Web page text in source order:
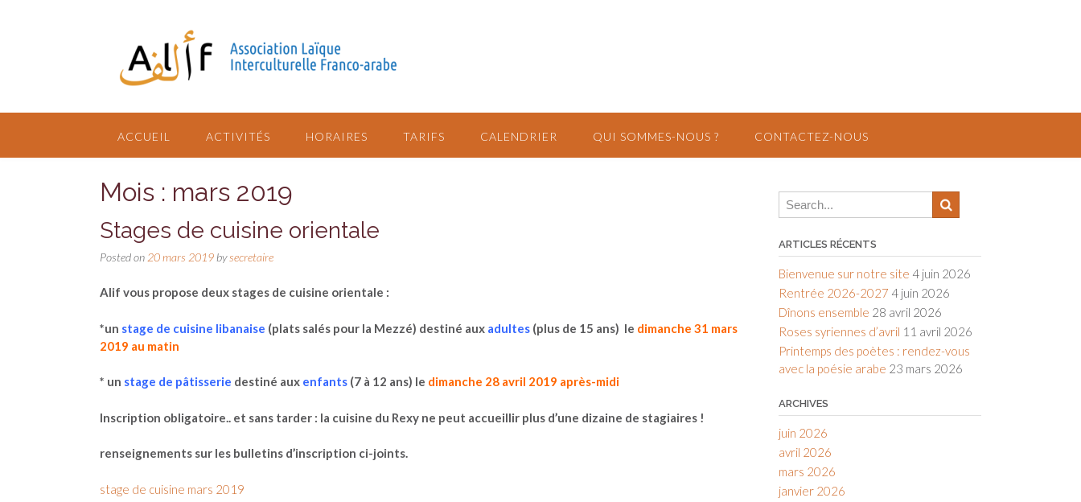
ACCUEIL ACTIVITÉS HORAIRES TARIFS CALENDRIER QUI SOMMES-NOUS ? CONTACTEZ-NOUS
Mois : mars 2019
Stages de cuisine orientale
Posted on 20 mars 2019 bysecretaire
Alif vous propose deux stages de cuisine orientale :
*un stage de cuisine libanaise (plats salés pour la Mezzé) destiné aux adultes (plus de 15 ans) le dimanche 31 mars
2019 au matin
* un stage de pâtisserie destiné aux enfants (7 à 12 ans) le dimanche 28 avril 2019 après-midi
Inscription obligatoire.. et sans tarder : la cuisine du Rexy ne peut accueillir plus d’une dizaine de stagiaires !
renseignements sur les bulletins d’inscription ci-joints.
stage de cuisine mars 2019
ARTICLES RÉCENTS
Bienvenue sur notre site 4 juin 2026
Rentrée 2026-2027 4 juin 2026
Dînons ensemble 28 avril 2026
Roses syriennes d’avril 11 avril 2026
Printemps des poètes : rendez-vous
avec la poésie arabe 23 mars 2026
ARCHIVES
juin 2026
avril 2026
mars 2026
janvier 2026